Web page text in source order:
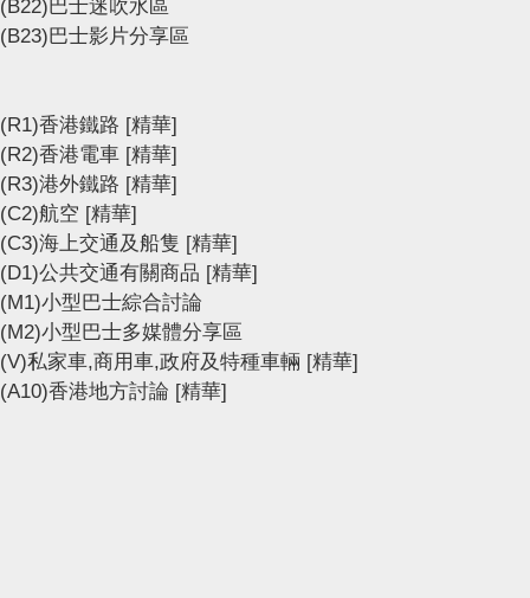
(B22)巴士迷吹水區
(B23)巴士影片分享區
(R1)香港鐵路 [精華]
(R2)香港電車 [精華]
(R3)港外鐵路 [精華]
(C2)航空 [精華]
(C3)海上交通及船隻 [精華]
(D1)公共交通有關商品 [精華]
(M1)小型巴士綜合討論
(M2)小型巴士多媒體分享區
(V)私家車,商用車,政府及特種車輛 [精華]
(A10)香港地方討論 [精華]